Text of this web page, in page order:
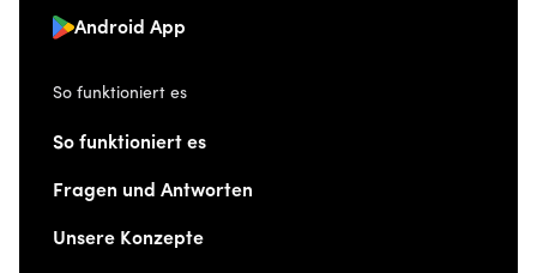
Android App
So funktioniert es
So funktioniert es
Fragen und Antworten
Unsere Konzepte